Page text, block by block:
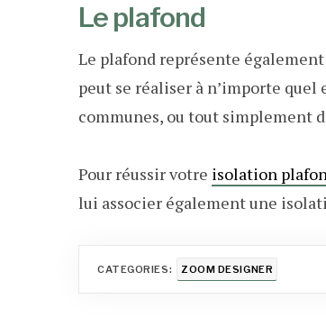
Le plafond
Le plafond représente
peut se réaliser à n’importe quel
communes, ou tout simplement
Pour réussir votre isolation
lui associer également une
CATEGORIES: ZOOM DESIGNER